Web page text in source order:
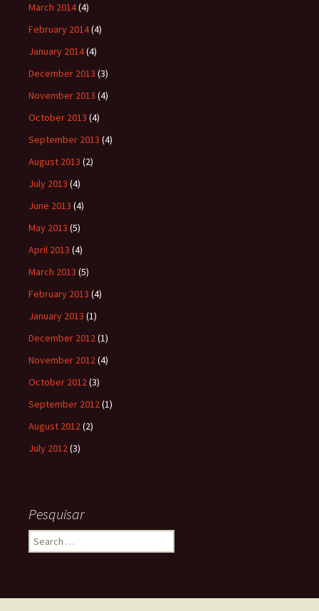
March 2014(4)
February 2014(4)
January 2014(4)
December 2013 (3)
November 2013 (4)
October 2013 (4)
September 2013 (4)
August 2013 (2)
July 2013 (4)
June 2013 (4)
May 2013 (5)
April 2013 (4)
March 2013 (5)
February 2013 (4)
January 2013 (1)
December 2012(1)
November 2012(4)
October 2012(3)
September 2012(1)
August 2012(2)
July 2012(3)
Pesquisar
Search
for: